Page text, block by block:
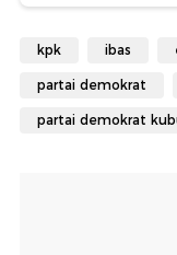
kpk ibas
partai demokrat
partai demokrat